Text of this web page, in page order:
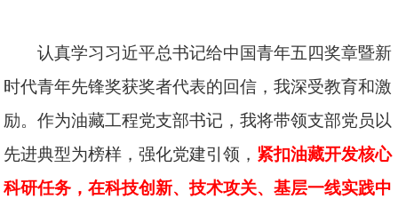
认真学习习近平总书记给中国青年五四奖章暨新
时代青年先锋奖获奖者代表的回信，我深受教育和激
励。作为油藏工程党支部书记，我将带领支部党员以
先进典型为榜样，强化党建引领， 紧扣油藏开发核心
科研任务，在科技创新、技术攻关、基层一线实践中